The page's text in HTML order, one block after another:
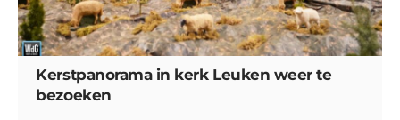
Kerstpanorama in kerk Leuken weer te
bezoeken